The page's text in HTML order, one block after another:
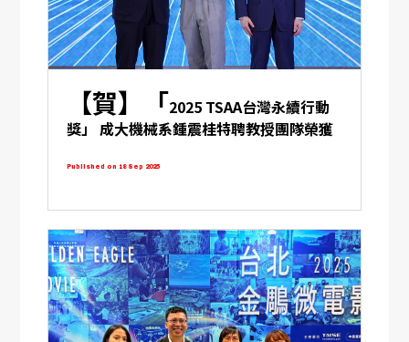
【賀】「2025 TSAA台灣永續行動
獎」 成大機械系鍾震桂特聘教授團隊榮獲
Published on 18 Sep 2025